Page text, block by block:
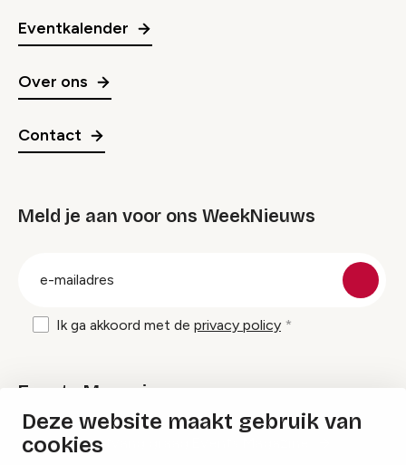
Deze website maakt gebruik van
cookies
Eventkalender
Over ons
Contact
Meld je aan voor ons WeekNieuws
Ik ga akkoord met de privacy policy
Events Magazine
Ik ontvang graag Events Magazine